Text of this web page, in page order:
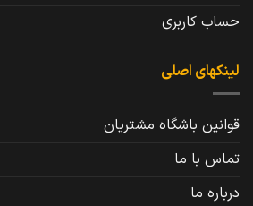
حساب کاربری
لینکهای اصلی
قوانین باشگاه مشتریان
تماس با ما
درباره ما